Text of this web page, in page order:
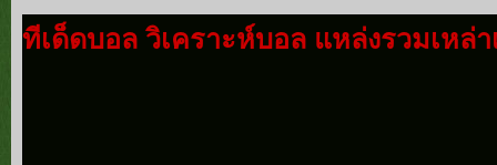
ทีเด็ดบอล วิเคราะห์บอล แหล่งรวมเหล่